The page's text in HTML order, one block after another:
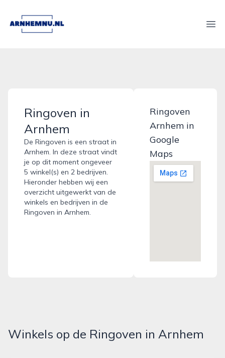
arnhemnu.nl
Ringoven in
Arnhem
De Ringoven is een straat in
Arnhem. In deze straat vindt
je op dit moment ongeveer
5 winkel(s) en 2 bedrijven.
Hieronder hebben wij een
overzicht uitgewerkt van de
winkels en bedrijven in de
Ringoven in Arnhem.
Ringoven
Arnhem in
Google
Maps
Winkels op de Ringoven in Arnhem